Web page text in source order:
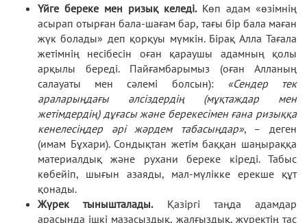
Үйге береке мен ризық келеді.Көп адам «өзімнің
асырап отырған бала-шағам бар, тағы бір бала маған
жүк болады» деп қорқуы мүмкін. Бірақ Алла Тағала
жетімнің несібесін оған қараушы адамның қолы
арқылы береді. Пайғамбарымыз (оған Алланың
салауаты мен сәлемі болсын):
«Сендер тек
араларыңдағы әлсіздердің (мұқтаждар мен
жетімдердің) дұғасы және берекесімен ғана ризыққа
кенелесіңдер әрі жәрдем табасыңдар», – деген
(имам Бұхари). Сондықтан жетім баққан шаңыраққа
материалдық және рухани береке кіреді. Табыс
көбейіп, шығын азаяды, мал-мүлікке ерекше құт
қонады.
Жүрек тынышталады.Қазіргі таңда адамдар
арасында ішкі мазасыздық, жалғыздық, жүректің тас